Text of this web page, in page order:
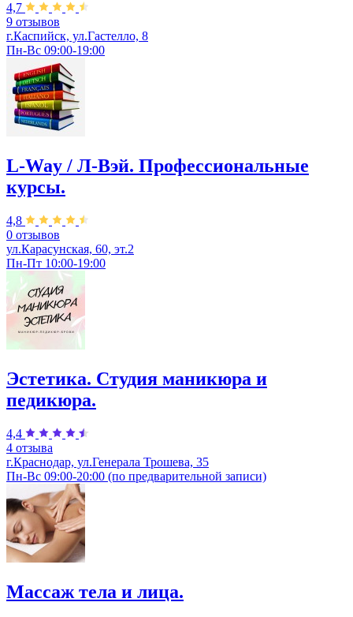
4,7
9 отзывов
г.Каспийск, ул.Гастелло, 8
Пн-Вс 09:00-19:00
L-Way / Л-Вэй. Профессиональные
курсы.
4,8
0 отзывов
ул.Карасунская, 60, эт.2
Пн-Пт 10:00-19:00
Эстетика. Студия маникюра и
педикюра.
4,4
4 отзыва
г.Краснодар, ул.Генерала Трошева, 35
Пн-Вс 09:00-20:00 (по предварительной записи)
Массаж тела и лица.